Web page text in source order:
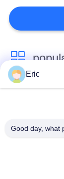
machine
niveau,
CNC Buis
Eric
Good day, what